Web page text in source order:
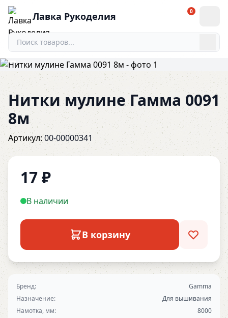
Лавка Рукоделия 0
Нитки мулине Гамма 0091
8м
Артикул:00-00000341
17₽
В наличии
В корзину
Бренд:
Gamma
Назначение:
Для вышивания
Намотка, мм:
8000